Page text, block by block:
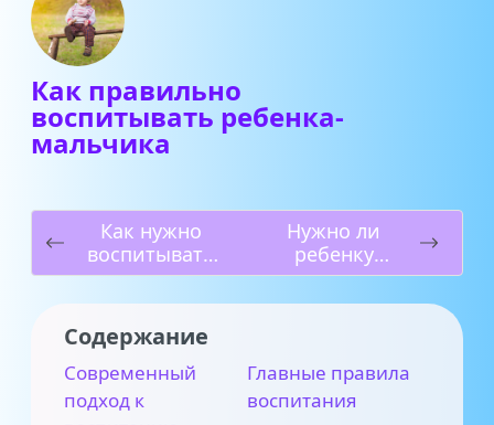
Как правильно
воспитывать ребенка-
мальчика
Как нужно
воспитывать
девочку:
советы
Нужно ли
ребенку
ходить в
детский сад?
Содержание
Современный
подход к
Главные правила
воспитания